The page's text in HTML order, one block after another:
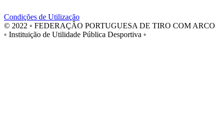
Condições de Utilização
© 2022 ◦ FEDERAÇÂO PORTUGUESA DE TIRO COM ARCO
◦ Instituição de Utilidade Pública Desportiva ◦